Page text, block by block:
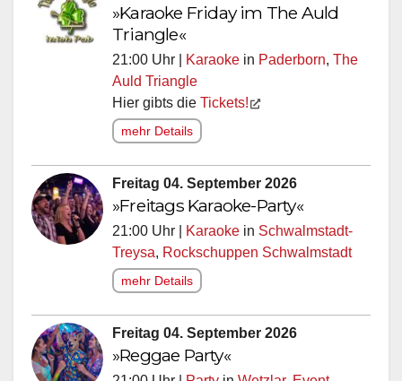
»Karaoke Friday im The Auld
Triangle«
21:00 Uhr | Karaoke in Paderborn, The
Auld Triangle
Hier gibts die Tickets!
mehr Details
Freitag 04. September 2026
»Freitags Karaoke-Party«
21:00 Uhr | Karaoke in Schwalmstadt-
Treysa, Rockschuppen Schwalmstadt
mehr Details
Freitag 04. September 2026
»Reggae Party«